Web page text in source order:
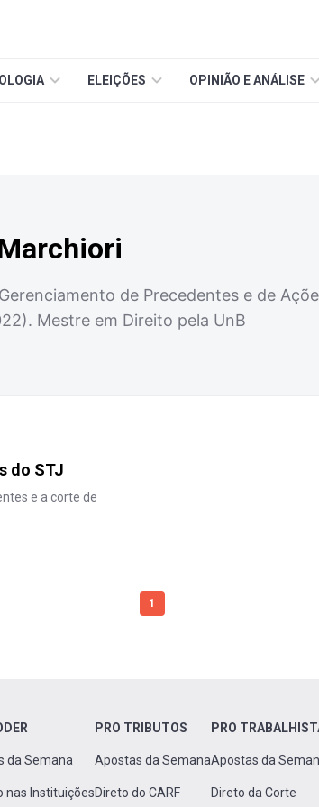
ELEIÇÕES OPINIÃO E ANÁLISE
de Precedentes e de
Mestre em Direito pela UnB
do STJ
e a corte de
1
da Semana
nas Instituições
PRO TRIBUTOS
Apostas da Semana
Direto do CARF
PRO
Apostas da
Direto da Corte